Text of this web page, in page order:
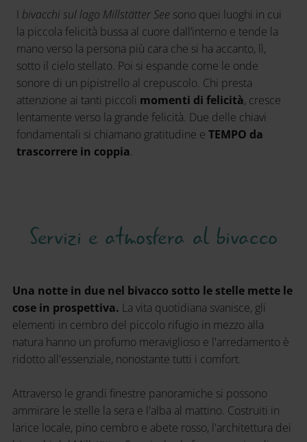
I bivacchi sul lago Millstätter See sono quei luoghi in cui
la piccola felicità bussa al cuore dall’interno e tende la
mano verso la persona più cara che si ha accanto, lì,
sotto il cielo stellato. Poi si espande come le onde
sonore di un pipistrello al crepuscolo. Chi presta
attenzione ai tanti piccoli momenti di felicità, cresce
lentamente verso la grande felicità. Due delle chiavi
fondamentali si chiamano gratitudine e TEMPO da
trascorrere in coppia.
Servizi e atmosfera al bivacco
Una notte in due nel bivacco sotto le stelle mette le
cose in prospettiva. La vita quotidiana svanisce, gli
elementi in cembro del piccolo rifugio in mezzo alla
natura hanno un profumo meraviglioso e l'arredamento è
ridotto all'essenziale, nonostante tutti i comfort.
Attraverso le grandi finestre panoramiche si possono
ammirare le stelle la sera e l'alba al mattino. Costruiti in
larice locale, pino cembro e abete rosso, l'architettura dei